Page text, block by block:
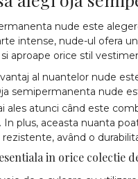
nude este
intense, nude-ul ofera
aproape orice stil
al nuantelor nude
semipermanenta nude
ales atunci când este
In plus, aceasta nuanta
având o
in orice colectie